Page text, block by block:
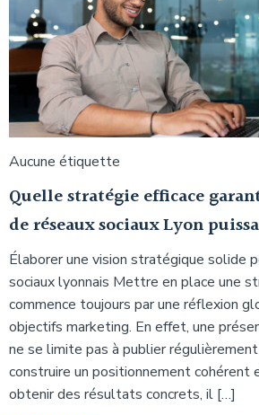
Aucune étiquette
Quelle stratégie efficace
de réseaux sociaux Lyon
Élaborer une vision stratégique solide
sociaux lyonnais Mettre en place une
commence toujours par une réflexion
objectifs marketing. En effet, une
ne se limite pas à publier
construire un positionnement cohérent
obtenir des résultats concrets, il […]